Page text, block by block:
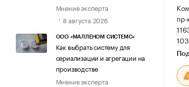
Мнение эксперта
8 августа 2026
ООО «МАЛЛЕНОМ СИСТЕМС»
Как выбрать систему для
сериализации и агрегации на
производстве
Мнение эксперта